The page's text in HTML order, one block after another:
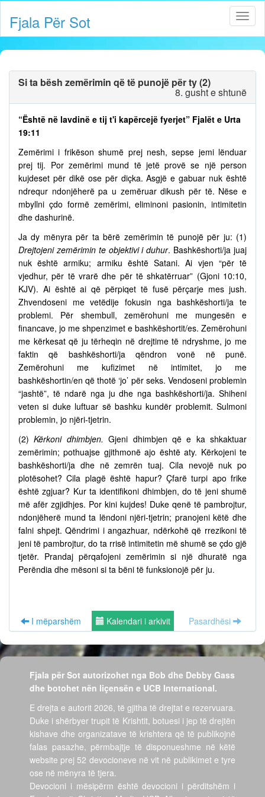
Fjala Për Sot
Si ta bësh zemërimin që të punojë për ty (2)
8. gusht e shtunë
“Është në lavdinë e tij t'i kapërcejë fyerjet” Fjalët e Urta
19:11
Zemërimi i frikëson shumë prej nesh, sepse jemi lënduar
prej tij. Por zemërimi mund të jetë provë se një person
kujdeset për dikë ose për diçka. Asgjë e gabuar nuk është
ndrequr ndonjëherë pa u zemëruar dikush për të. Nëse e
mbyllni çdo formë zemërimi, eliminoni pasionin, intimitetin
dhe dashurinë.
Ja dy mënyra për ta bërë zemërimin të punojë për ju: (1)
Drejtojeni zemërimin te objektivi i duhur. Bashkëshorti/ja juaj
nuk është armiku; armiku është Satani. Ai vjen “për të
vjedhur, për të vrarë dhe për të shkatërruar” (Gjoni 10:10,
KJV). Ai është ai që përpiqet të fusë përçarje mes jush.
Zhvendoseni me vetëdije fokusin nga bashkëshorti/ja te
problemi. Për shembull, zemërohuni me mungesën e
financave, jo me shpenzimet e bashkëshortit/es. Zemërohuni
me kërkesat që ju tërheqin në drejtime të ndryshme, jo me
faktin që bashkëshorti/ja qëndron vonë në punë.
Zemërohuni me kufizimet në intimitet, jo me
bashkëshortin/en që thotë ‘jo’ për seks. Vendoseni problemin
“jashtë”, të ndarë nga ju dhe nga bashkëshorti/ja. Shiheni
veten si duke luftuar së bashku kundër problemit. Sulmoni
problemin, jo njëri-tjetrin.
(2)Kërkoni dhimbjen. Gjeni dhimbjen që e ka shkaktuar
zemërimin; pothuajse gjithmonë ajo është aty. Kërkojeni te
bashkëshorti/ja dhe në zemrën tuaj. Cila nevojë nuk po
plotësohet? Cila plagë është hapur? Çfarë turpi apo frike
është zgjuar? Kur ta identifikoni dhimbjen, do të jeni shumë
më afër zgjidhjes. Por kini kujdes! Duke qenë të pambrojtur,
ndonjëherë mund ta lëndoni njëri-tjetrin; pranojeni këtë dhe
falni shpejt. Qëndrimi i angazhuar, ndërkohë që rrezikoni të
jeni të pambrojtur, do ta rrisë intimitetin më shumë se çdo gjë
tjetër. Prandaj përqafojeni zemërimin si një dhuratë nga
Perëndia dhe mësoni si ta bëni të funksionojë për ju.
I mëparshëm Kalendari i arkivit Pasardhësi
Fjala për Sot autorizohet nga Bob dhe Debby Gass
dhe botohet nën liçensën e UCB International.
E drejta e autorit 2026, të gjitha të drejtat e rezervuara.
Duke i shërbyer trupit të Krishtit, botuesi i jep të drejtën
kishave dhe organizatave të krishtera që të publikojnë
falas pasazhe, përmbajtje të disponueshme në këtë
website prej 52 devocioneve në vit në publikimet e tyre
ose në mënyra të tjera.
Devocioni i mësipërm është devocioni i përditshëm i